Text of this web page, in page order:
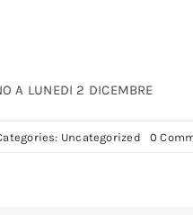
A LUNEDI 2 DICEMBRE
Uncategorized 0